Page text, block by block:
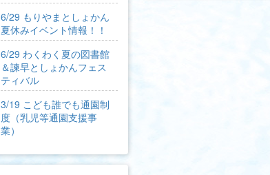
6/29 もりやまとしょかん
夏休みイベント情報！！
6/29 わくわく夏の図書館
＆諫早としょかんフェス
ティバル
3/19 こども誰でも通園制
度（乳児等通園支援事
業）